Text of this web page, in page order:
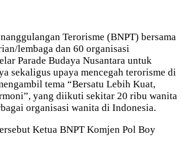
Terorisme (BNPT) bersama
lembaga dan 60 organisasi
Parade Budaya Nusantara untuk
sekaligus upaya mencegah terorisme di
tema “Bersatu Lebih Kuat,
yang diikuti sekitar 20 ribu wanita
organisasi wanita di Indonesia.
Ketua BNPT Komjen Pol Boy